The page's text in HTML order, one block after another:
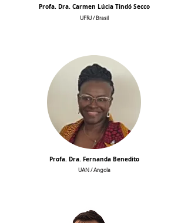
Profa. Dra. Carmen Lúcia Tindó Secco
UFRJ / Brasil
Profa. Dra. Fernanda Benedito
UAN / Angola